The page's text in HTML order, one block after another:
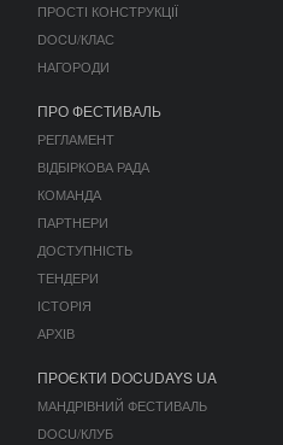
ПРОСТІ КОНСТРУКЦІЇ
DOCU/КЛАС
НАГОРОДИ
ПРО ФЕСТИВАЛЬ
РЕГЛАМЕНТ
ВІДБІРКОВА РАДА
КОМАНДА
ПАРТНЕРИ
ДОСТУПНІСТЬ
ТЕНДЕРИ
ІСТОРІЯ
АРХІВ
ПРОЄКТИ DOCUDAYS UA
МАНДРІВНИЙ ФЕСТИВАЛЬ
DOCU/КЛУБ